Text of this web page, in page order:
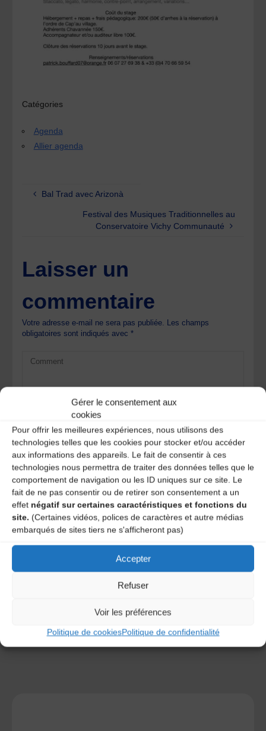
Gérer le consentement aux
cookies
Pour offrir les meilleures expériences, nous utilisons des
technologies telles que les cookies pour stocker et/ou accéder
aux informations des appareils. Le fait de consentir à ces
technologies nous permettra de traiter des données telles que le
comportement de navigation ou les ID uniques sur ce site. Le
fait de ne pas consentir ou de retirer son consentement a un
effet négatif sur certaines caractéristiques et fonctions du
site. (Certaines vidéos, polices de caractères et autre médias
embarqués de sites tiers ne s'afficheront pas)
Accepter
Refuser
Voir les préférences
Politique de cookiesPolitique de confidentialité
Catégories
Agenda
Allier agenda
Bal Trad avec Arizonà
Festival des Musiques Traditionnelles au
Conservatoire Vichy Communauté
Laisser un
commentaire
Votre adresse e-mail ne sera pas publiée. Les champs
obligatoires sont indiqués avec*
Save my name, email, and site URL in my browser for next
time I post a comment.
Ce site utilise Akismet pour réduire les indésirables.
commentaires sont traitées .